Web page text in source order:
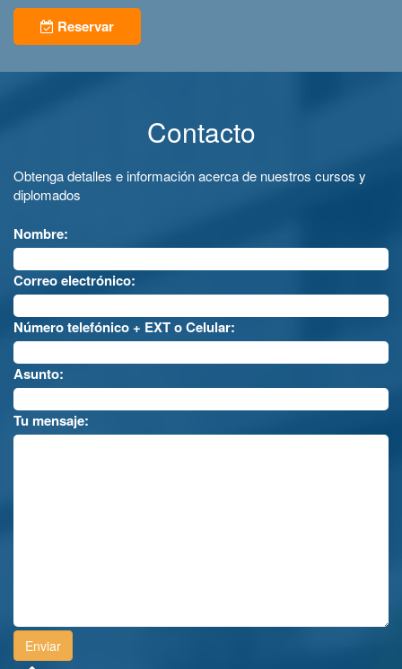
Reservar
Contacto
Obtenga detalles e información acerca de nuestros cursos y
diplomados
Nombre:
Correo electrónico:
Número telefónico + EXT o Celular:
Asunto:
Tu mensaje: